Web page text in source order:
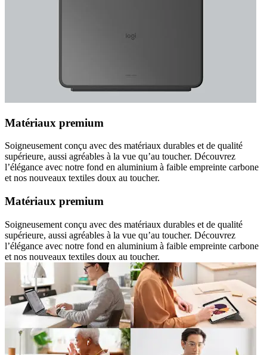
Matériaux premium
Soigneusement conçu avec des matériaux durables et de qualité
supérieure, aussi agréables à la vue qu’au toucher. Découvrez
l’élégance avec notre fond en aluminium à faible empreinte carbone
et nos nouveaux textiles doux au toucher.
Matériaux premium
Soigneusement conçu avec des matériaux durables et de qualité
supérieure, aussi agréables à la vue qu’au toucher. Découvrez
l’élégance avec notre fond en aluminium à faible empreinte carbone
et nos nouveaux textiles doux au toucher.